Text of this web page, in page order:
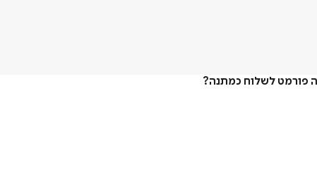
פורמט לשלוח כמתנה?